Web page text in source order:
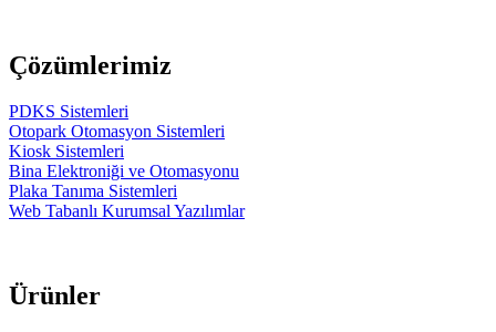
Çözümlerimiz
PDKS Sistemleri
Otopark Otomasyon Sistemleri
Kiosk Sistemleri
Bina Elektroniği ve Otomasyonu
Plaka Tanıma Sistemleri
Web Tabanlı Kurumsal Yazılımlar
Ürünler